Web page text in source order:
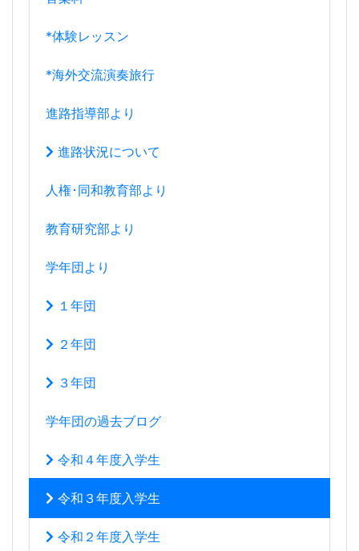
*体験レッスン
*海外交流演奏旅行
進路指導部より
進路状況について
人権･同和教育部より
教育研究部より
学年団より
１年団
２年団
３年団
学年団の過去ブログ
令和４年度入学生
令和３年度入学生
令和２年度入学生